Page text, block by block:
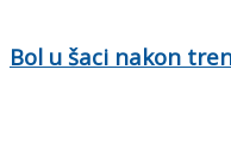
Bol u šaci nakon